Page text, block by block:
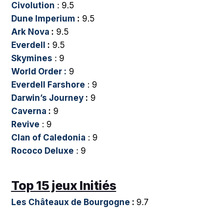
Civolution : 9.5
Dune Imperium : 9.5
Ark Nova : 9.5
Everdell
: 9.5
Skymines : 9
World Order : 9
Everdell Farshore : 9
Darwin’s Journey: 9
Caverna : 9
Revive : 9
Clan of Caledonia : 9
Rococo Deluxe : 9
Top 15 jeux Initiés
Les Châteaux de Bourgogne : 9.7